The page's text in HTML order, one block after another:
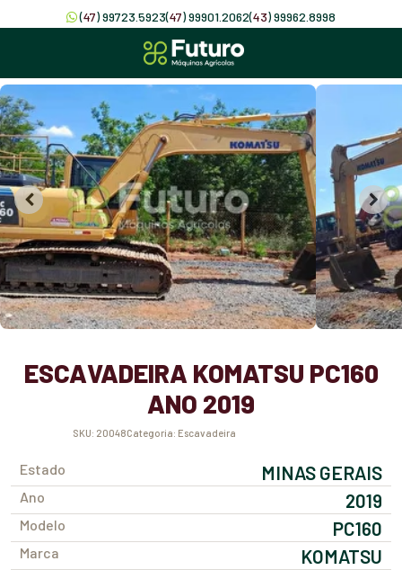
(47) 99723.5923(47) 99901.2062(43) 99962.8998
ESCAVADEIRA KOMATSU PC160
ANO 2019
SKU: 20048 Categoria: Escavadeira
Estado MINAS GERAIS
Ano 2019
Modelo PC160
Marca KOMATSU